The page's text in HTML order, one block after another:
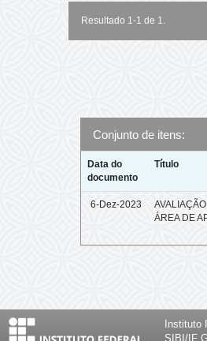
Resultado 1-1 de 1.
Conjunto de itens:
Data do
documento
Título
6-Dez-2023
ÁREA DE
Instituto
SIBI/IF